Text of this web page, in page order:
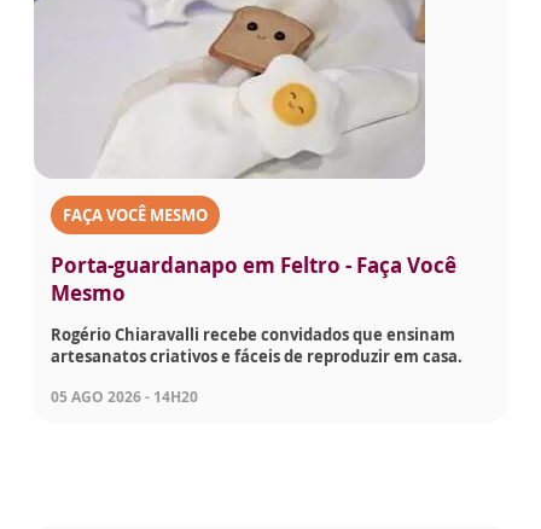
FAÇA VOCÊ MESMO
Porta-guardanapo em Feltro - Faça Você
Mesmo
Rogério Chiaravalli recebe convidados que ensinam
artesanatos criativos e fáceis de reproduzir em casa.
05 AGO 2026 - 14H20